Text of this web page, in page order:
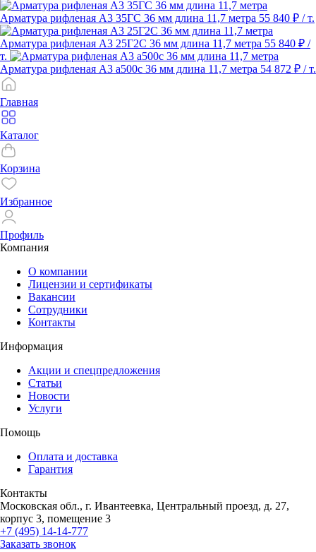
Арматура рифленая А3 35ГС 36 мм длина 11,7 метра 55 840 ₽ / т.
Арматура рифленая А3 25Г2С 36 мм длина 11,7 метра 55 840 ₽ /
т.
Арматура рифленая А3 а500с 36 мм длина 11,7 метра 54 872 ₽ / т.
Главная
Каталог
Корзина
Избранное
Профиль
Компания
О компании
Лицензии и сертификаты
Вакансии
Сотрудники
Контакты
Информация
Акции и спецпредложения
Статьи
Новости
Услуги
Помощь
Оплата и доставка
Гарантия
Контакты
Московская обл., г. Ивантеевка, Центральный проезд, д. 27,
корпус 3, помещение 3
+7 (495) 14-14-777
Заказать звонок